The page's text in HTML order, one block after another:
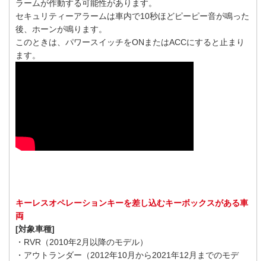
ラームが作動する可能性があります。
セキュリティーアラームは車内で10秒ほどピーピー音が鳴った
後、ホーンが鳴ります。
このときは、パワースイッチをONまたはACCにすると止まり
ます。
キーレスオペレーションキーを差し込むキーボックスがある車
両
[対象車種]
・RVR（2010年2月以降のモデル）
・アウトランダー（2012年10月から2021年12月までのモデ